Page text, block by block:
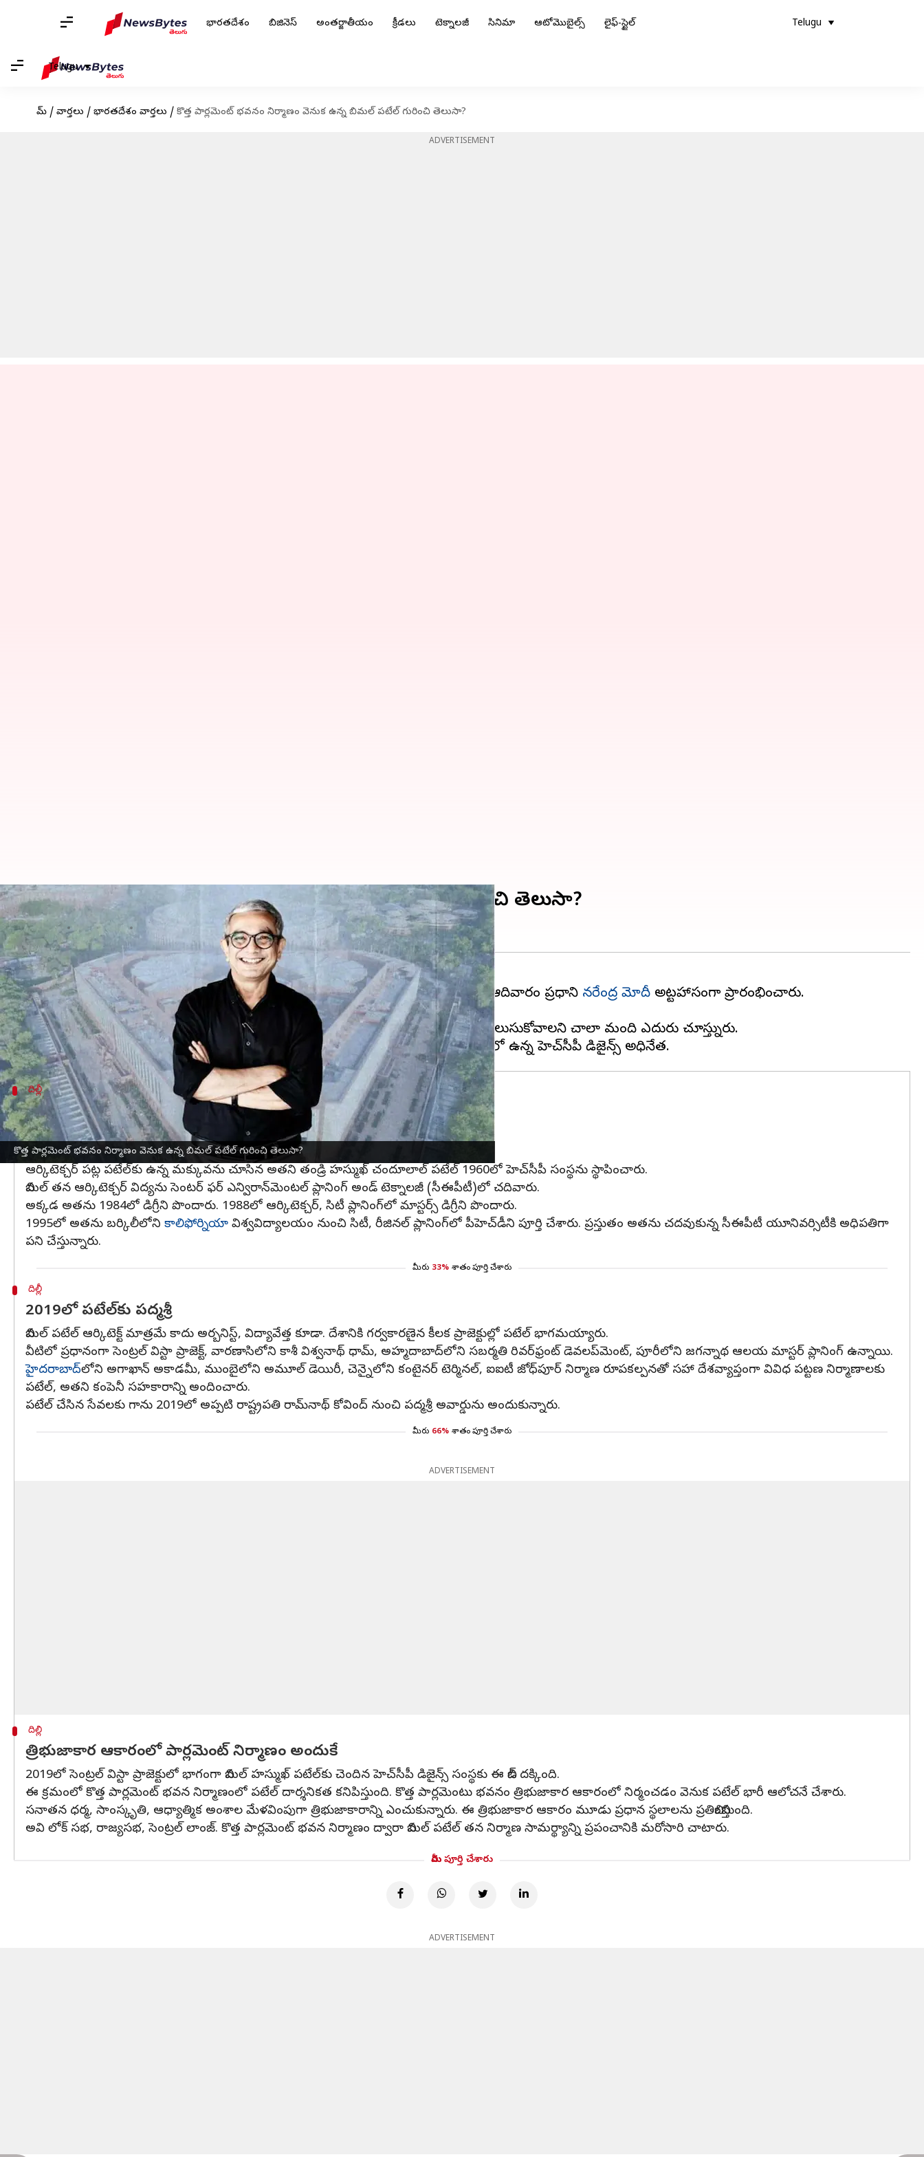
భారతదేశం బిజినెస్ అంతర్జాతీయం క్రీడలు టెక్నాలజీ సినిమా ఆటోమొబైల్స్ లైఫ్-స్టైల్ Telugu
Telugu
హోమ్ / వార్తలు / భారతదేశం వార్తలు / కొత్త పార్లమెంట్ భవనం నిర్మాణం వెనుక ఉన్న బిమల్ పటేల్ గురించి తెలుసా?
ADVERTISEMENT
కొత్త పార్లమెంట్ భవనం నిర్మాణం వెనుక ఉన్న బిమల్ పటేల్ గురించి తెలుసా?
కొత్త పార్లమెంట్ భవనం నిర్మాణం వెనుక ఉన్న బిమల్ పటేల్ గురించి తెలుసా?
వ్రాసిన వారు Stalin May 29, 2023
ఈ వార్తాకథనం ఏంటి
అధునాతన హంగులతో, అణువణువూ ప్రజాస్వామ సుగంధాలను వీచే కొత్త పార్లమెంట్ భవనాన్ని ఆదివారం ప్రధాని నరేంద్ర మోదీ అట్టహాసంగా ప్రారంభించారు.
64,500 చదరపు మీటర్ల విస్తీర్ణంలో భారతీయత ఉట్టేపడేలా దీన్ని నిర్మించారు.
భారత ప్రజాస్వామ్యానికి ప్రతీకగా నిలిచే ఈ కొత్త పార్లమెంట్ భవానానికి ఆర్కిటెక్ట్(శిల్పి) ఎవరో తెలుసుకోవాలని చాలా మంది ఎదురు చూస్తున్నారు.
భారత కొత్త పార్లమెంట్ భవాన్ని డిజైన్ చేసింది బిమల్ హస్ముఖ్ పటేల్‌. ఈయన అహ్మదాబాద్‌
దిల్లీ
ప్రస్తుతం సీఈపీటీ‌ యూనివర్సిటీకి అధిపతిగా కొనసాగుతున్న పటేల్
బిమల్ హస్ముఖ్ పటేల్‌ ఆగస్టు 31, 1961న గుజరాత్‌
లోని అహ్మదాబాద్‌లో జన్మించారు.
సెంట్రల్ విస్టా ప్రాజెక్ట్‌లో భాగంగా కొత్త పార్లమెంట్ భవన నిర్మాణంలో కీలక పాత్ర పోషించారు.
ఆర్కిటెక్చర్ పట్ల పటేల్‌కు ఉన్న మక్కువను చూసిన అతని తండ్రి హస్ముఖ్ చందూలాల్ పటేల్ 1960లో హెచ్‌సీపీ సంస్థను స్థాపించారు.
బిమల్ తన ఆర్కిటెక్చర్ విద్యను సెంటర్ ఫర్ ఎన్విరాన్‌మెంటల్ ప్లానింగ్ అండ్ టెక్నాలజీ (సీఈపీటీ)లో చదివారు.
అక్కడ అతను 1984లో డిగ్రీని పొందారు. 1988లో ఆర్కిటెక్చర్, సిటీ ప్లానింగ్‌లో మాస్టర్స్ డిగ్రీని పొందారు.
1995లో అతను బర్కిలీలోని కాలిఫోర్నియా విశ్వవిద్యాలయం నుంచి సిటీ, రీజినల్ ప్లానింగ్‌లో పీహెచ్‌డీని పూర్తి చేశారు. ప్రస్తుతం అతను చదవుకున్న సీఈపీటీ‌ యూనివర్సిటీకి అధిపతిగా
పని చేస్తున్నారు.
మీరు 33% శాతం పూర్తి చేశారు
దిల్లీ
2019లో పటేల్‌కు పద్మశ్రీ
బిమల్ పటేల్ ఆర్కిటెక్ట్ మాత్రమే కాదు అర్బనిస్ట్, విద్యావేత్త కూడా. దేశానికి గర్వకారణైన కీలక ప్రాజెక్టుల్లో పటేల్ భాగమయ్యారు.
వీటిలో ప్రధానంగా సెంట్రల్ విస్టా ప్రాజెక్ట్, వారణాసిలోని కాశీ విశ్వనాథ్ ధామ్, అహ్మదాబాద్‌లోని సబర్మతి రివర్‌ఫ్రంట్ డెవలప్‌మెంట్, పూరీలోని జగన్నాథ ఆలయ మాస్టర్ ప్లానింగ్ ఉన్నాయి.
హైదరాబాద్‌లోని అగాఖాన్ అకాడమీ, ముంబైలోని అమూల్ డెయిరీ, చెన్నైలోని కంటైనర్ టెర్మినల్, ఐఐటీ జోధ్‌పూర్ నిర్మాణ రూపకల్పనతో సహా దేశవ్యాప్తంగా వివిధ పట్టణ నిర్మాణాలకు
పటేల్, అతని కంపెనీ సహకారాన్ని అందించారు.
పటేల్ చేసిన సేవలకు గాను 2019లో అప్పటి రాష్ట్రపతి రామ్‌నాథ్ కోవింద్ నుంచి పద్మశ్రీ అవార్డును అందుకున్నారు.
మీరు 66% శాతం పూర్తి చేశారు
ADVERTISEMENT
దిల్లీ
త్రిభుజాకార ఆకారంలో పార్లమెంట్ నిర్మాణం అందుకే
2019లో సెంట్రల్ విస్టా ప్రాజెక్టులో భాగంగా బిమల్ హస్ముఖ్ పటేల్‌కు చెందిన హెచ్‌సీపీ డిజైన్స్ సంస్థకు ఈ బిడ్ దక్కింది.
ఈ క్రమంలో కొత్త పార్లమెంట్ భవన నిర్మాణంలో పటేల్ దార్శనికత కనిపిస్తుంది. కొత్త పార్లమెంటు భవనం త్రిభుజాకార ఆకారంలో నిర్మంచడం వెనుక పటేల్ భారీ ఆలోచనే చేశారు.
సనాతన ధర్మ, సాంస్కృతి, ఆధ్యాత్మిక అంశాల మేళవింపుగా త్రిభుజాకారాన్ని ఎంచుకున్నారు. ఈ త్రిభుజాకార ఆకారం మూడు ప్రధాన స్థలాలను ప్రతిబింబిస్తుంది.
అవి లోక్ సభ, రాజ్యసభ, సెంట్రల్ లాంజ్. కొత్త పార్లమెంట్ భవన నిర్మాణం ద్వారా బిమల్ పటేల్‌ తన నిర్మాణ సామర్థ్యాన్ని ప్రపంచానికి మరోసారి చాటారు.
మీరు పూర్తి చేశారు
ADVERTISEMENT